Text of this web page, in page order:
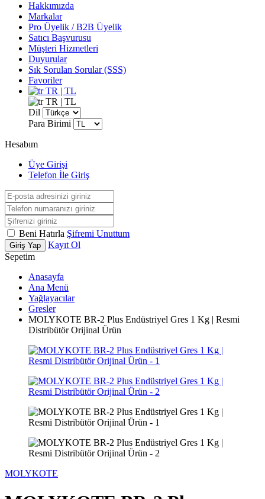
Hakkımızda
Markalar
Pro Üyelik / B2B Üyelik
Satıcı Başvurusu
Müşteri Hizmetleri
Duyurular
Sık Sorulan Sorular (SSS)
Favoriler
TR | TL
TR | TL
Dil
Para Birimi
Hesabım
Üye Girişi
Telefon İle Giriş
Beni Hatırla Şifremi Unuttum
Giriş Yap
Kayıt Ol
Sepetim
Anasayfa
Ana Menü
Yağlayacılar
Gresler
MOLYKOTE BR-2 Plus Endüstriyel Gres 1 Kg | Resmi
Distribütör Orijinal Ürün
MOLYKOTE